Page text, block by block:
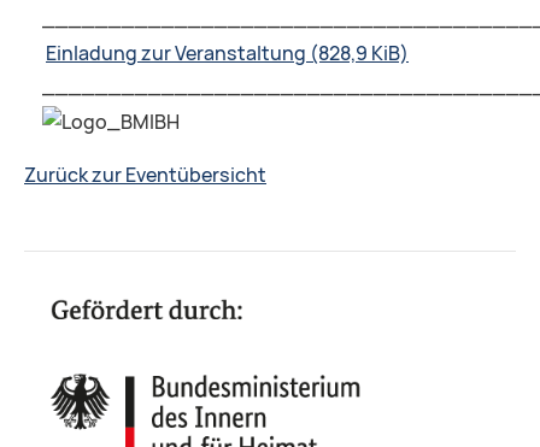
Einladung zur Veranstaltung (828,9 KiB)
Zurück zur Eventübersicht